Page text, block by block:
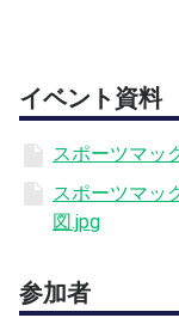
そろそろ、少人
びたい
のせいで「楽し
本当にもったい
きます
スポーツマックス
イベント資料
スポーツマッ
スポーツマッ
図.jpg
参加者